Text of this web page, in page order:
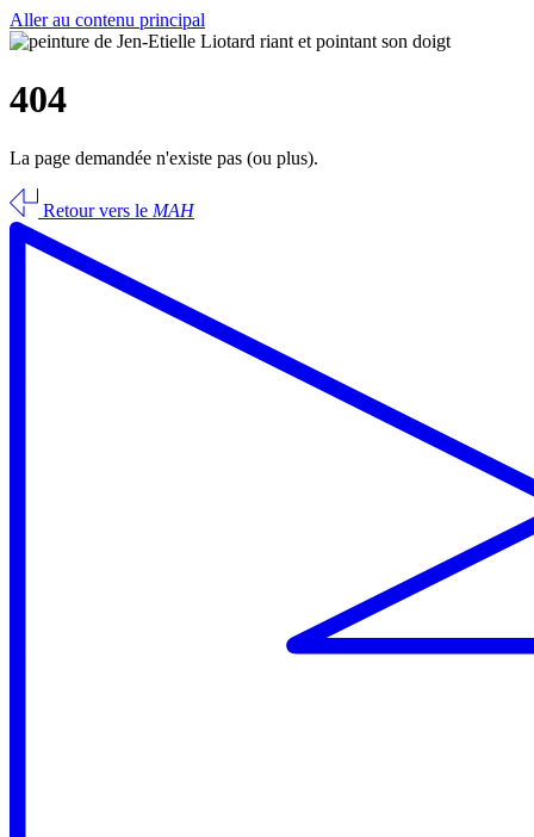
Aller au contenu principal
404
La page demandée n'existe pas (ou plus).
Retour vers le MAH